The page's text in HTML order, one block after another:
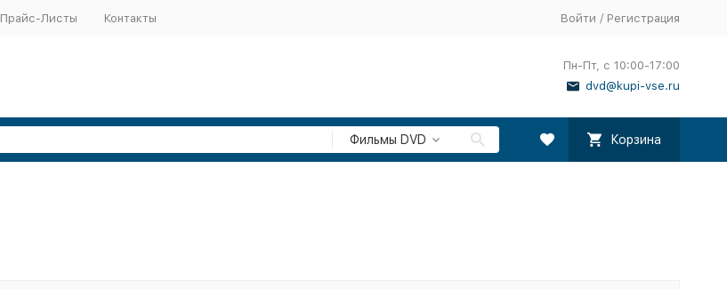
Прайс-Листы Контакты Войти / Регистрация
Пн-Пт, с 10:00-17:00
dvd@kupi-vse.ru
Фильмы DVD Корзина